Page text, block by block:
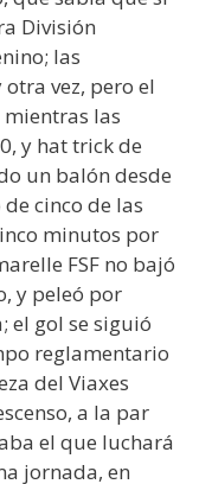
División
las
vez, pero el
las
y hat trick de
un balón desde
cinco de las
minutos por
FSF no bajó
y peleó por
el gol se siguió
reglamentario
del Viaxes
a la par
el que luchará
jornada, en